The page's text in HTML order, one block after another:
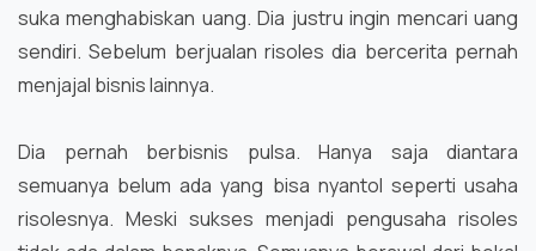
suka menghabiskan uang. Dia justru ingin mencari uang
sendiri. Sebelum berjualan risoles dia bercerita pernah
menjajal bisnis lainnya.
Dia pernah berbisnis pulsa. Hanya saja diantara
semuanya belum ada yang bisa nyantol seperti usaha
risolesnya. Meski sukses menjadi pengusaha risoles